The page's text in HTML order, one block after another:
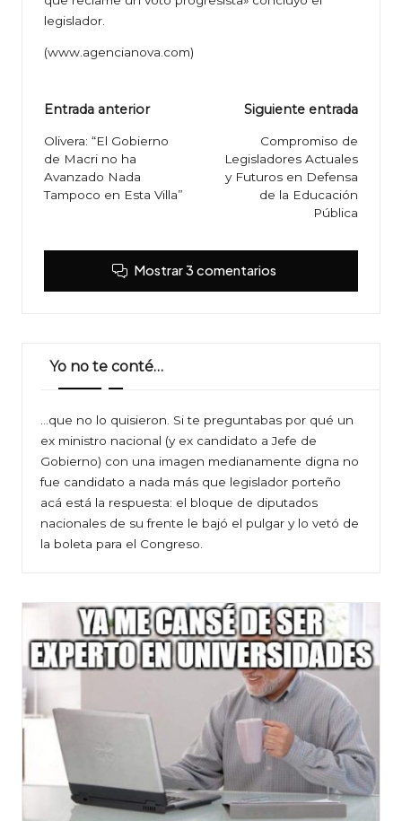
legislador.
(www.agencianova.com)
Navegación
de
entradas
Entrada anterior
Olivera: “El Gobierno
de Macri no ha
Avanzado Nada
Tampoco en Esta Villa”
Siguiente entrada
Compromiso de
Legisladores Actuales
y Futuros en Defensa
de la Educación
Pública
Mostrar 3 comentarios
Yo no te conté…
…que no lo quisieron. Si te preguntabas por qué un
ex ministro nacional (y ex candidato a Jefe de
Gobierno) con una imagen medianamente digna no
fue candidato a nada más que legislador porteño
acá está la respuesta: el bloque de diputados
nacionales de su frente le bajó el pulgar y lo vetó de
la boleta para el Congreso.